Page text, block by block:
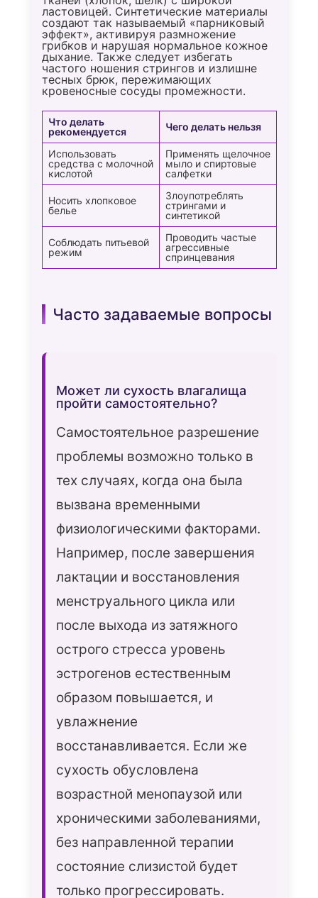
ластовицей. Синтетические материалы
создают так называемый «парниковый
эффект», активируя размножение
грибков и нарушая нормальное кожное
дыхание. Также следует избегать
частого ношения стрингов и излишне
тесных брюк, пережимающих
кровеносные сосуды промежности.
Что делать
рекомендуется
Чего делать нельзя
Использовать
средства с молочной
кислотой
Применять щелочное
мыло и спиртовые
салфетки
Носить хлопковое
белье
Злоупотреблять
стрингами и
синтетикой
Соблюдать питьевой
режим
Проводить частые
агрессивные
спринцевания
Часто задаваемые вопросы
Может ли сухость влагалища
пройти самостоятельно?
Самостоятельное разрешение
проблемы возможно только в
тех случаях, когда она была
вызвана временными
физиологическими факторами.
Например, после завершения
лактации и восстановления
менструального цикла или
после выхода из затяжного
острого стресса уровень
эстрогенов естественным
образом повышается, и
увлажнение
восстанавливается. Если же
сухость обусловлена
возрастной менопаузой или
хроническими заболеваниями,
без направленной терапии
состояние слизистой будет
только прогрессировать.
Получите
персональную
рекомендацию
специалиста
Пройдите короткий тест
и мы подберем для вас
Получить рекомендацию